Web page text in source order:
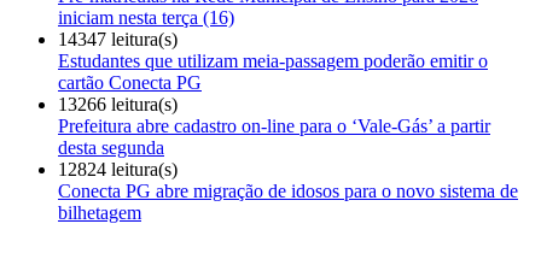
iniciam nesta terça (16)
14347 leitura(s)
Estudantes que utilizam meia-passagem poderão emitir o
cartão Conecta PG
13266 leitura(s)
Prefeitura abre cadastro on-line para o ‘Vale-Gás’ a partir
desta segunda
12824 leitura(s)
Conecta PG abre migração de idosos para o novo sistema de
bilhetagem